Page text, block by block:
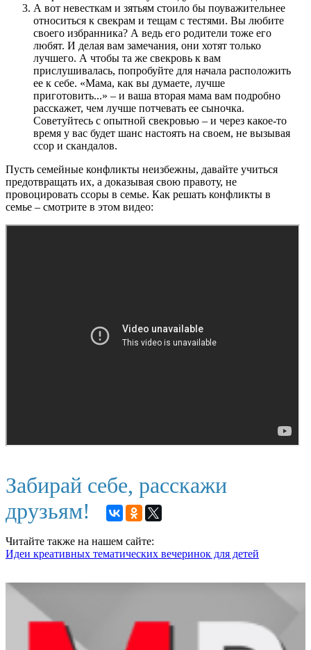
А вот невесткам и зятьям стоило бы поуважительнее
относиться к свекрам и тещам с тестями. Вы любите
своего избранника? А ведь его родители тоже его
любят. И делая вам замечания, они хотят только
лучшего. А чтобы та же свекровь к вам
прислушивалась, попробуйте для начала расположить
ее к себе. «Мама, как вы думаете, лучше
приготовить...» – и ваша вторая мама вам подробно
расскажет, чем лучше потчевать ее сыночка.
Советуйтесь с опытной свекровью – и через какое-то
время у вас будет шанс настоять на своем, не вызывая
ссор и скандалов.
Пусть семейные конфликты неизбежны, давайте учиться
предотвращать их, а доказывая свою правоту, не
провоцировать ссоры в семье. Как решать конфликты в
семье – смотрите в этом видео:
Забирай себе, расскажи
друзьям!
Читайте также на нашем сайте:
Идеи креативных тематических вечеринок для детей